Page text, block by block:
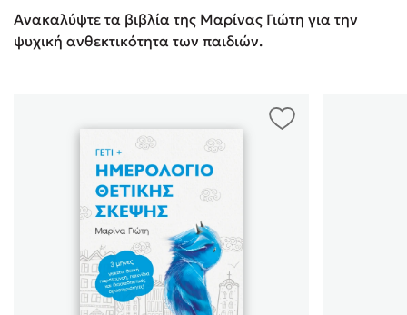
Ανακαλύψτε τα βιβλία της Μαρίνας Γιώτη για την
ψυχική ανθεκτικότητα των παιδιών.